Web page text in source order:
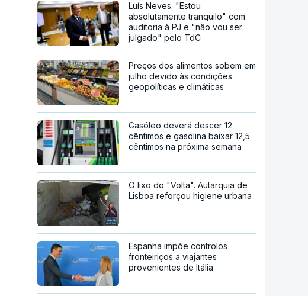
Luís Neves. "Estou
absolutamente tranquilo" com
auditoria à PJ e "não vou ser
julgado" pelo TdC
Preços dos alimentos sobem em
julho devido às condições
geopolíticas e climáticas
Gasóleo deverá descer 12
cêntimos e gasolina baixar 12,5
cêntimos na próxima semana
O lixo do "Volta". Autarquia de
Lisboa reforçou higiene urbana
Espanha impõe controlos
fronteiriços a viajantes
provenientes de Itália